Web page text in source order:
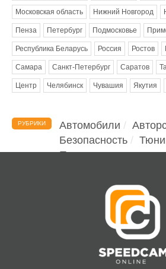
Московская область Нижний Новгород
Пенза Петербург Подмосковье
Республика Беларусь Россия Ростов
Самара Санкт-Петербург Саратов
Центр Челябинск Чувашия Якутия
РУБРИКИ Автомобили
Безопасность
Помощь водителю